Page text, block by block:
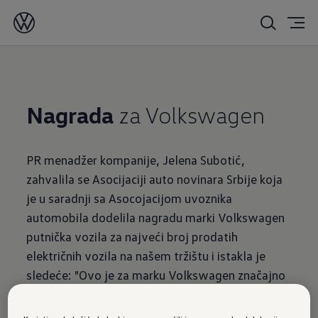
11.03.2019.
Nagrada za Volkswagen
PR menadžer kompanije, Jelena Subotić,
zahvalila se Asocijaciji auto novinara Srbije koja
je u saradnji sa Asocojacijom uvoznika
automobila dodelila nagradu marki Volkswagen
putnička vozila za najveći broj prodatih
električnih vozila na našem tržištu i istakla je
sledeće: "Ovo je za marku Volkswagen značajno
strategiju Volkswagen Grupe idemo pravim